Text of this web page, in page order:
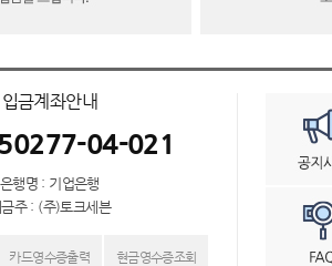
입금계좌안내
04-021
은행명 : 기업은행
주 : (주)토크세븐
카드영수증출력 현금영수증조회